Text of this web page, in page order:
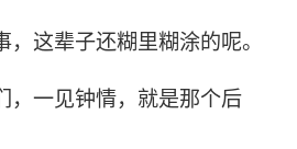
这辈子还糊里糊涂的呢。
，一见钟情，就是那个后